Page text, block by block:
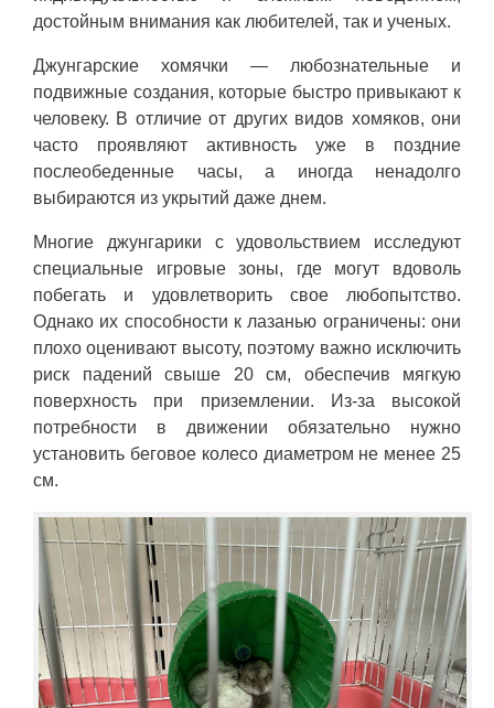
достойным внимания как любителей, так и ученых.
Джунгарские хомячки — любознательные и
подвижные создания, которые быстро привыкают к
человеку. В отличие от других видов хомяков, они
часто проявляют активность уже в поздние
послеобеденные часы, а иногда ненадолго
выбираются из укрытий даже днем.
Многие джунгарики с удовольствием исследуют
специальные игровые зоны, где могут вдоволь
побегать и удовлетворить свое любопытство.
Однако их способности к лазанью ограничены: они
плохо оценивают высоту, поэтому важно исключить
риск падений свыше 20 см, обеспечив мягкую
поверхность при приземлении. Из-за высокой
потребности в движении обязательно нужно
установить беговое колесо диаметром не менее 25
см.